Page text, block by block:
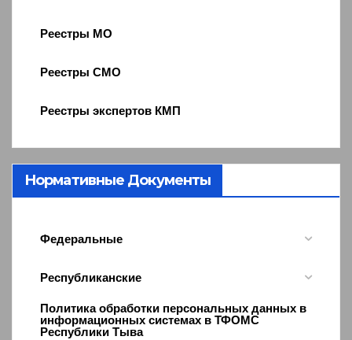
Реестры МО
Реестры СМО
Реестры экспертов КМП
Нормативные Документы
Федеральные
Республиканские
Политика обработки персональных данных в
информационных системах в ТФОМС
Республики Тыва